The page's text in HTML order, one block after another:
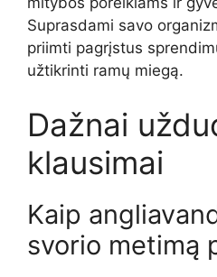
Suprasdami savo
priimti pagrįstus
užtikrinti ramų miegą.
Dažnai
klausimai
Kaip
svorio metimą